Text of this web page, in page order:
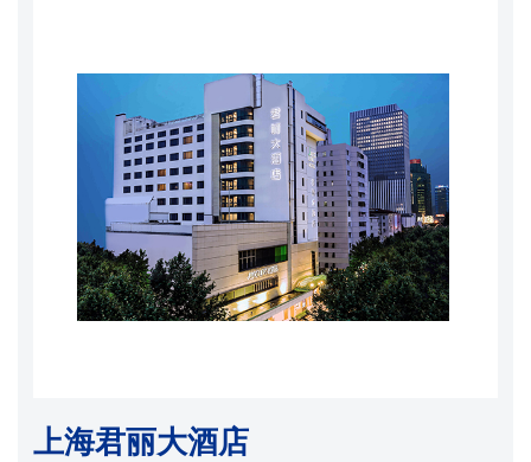
上海君丽大酒店